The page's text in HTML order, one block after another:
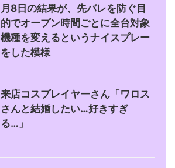
月8日の結果が、先バレを防ぐ目
的でオープン時間ごとに全台対象
機種を変えるというナイスプレー
をした模様
来店コスプレイヤーさん「ワロス
さんと結婚したい…好きすぎ
る…」